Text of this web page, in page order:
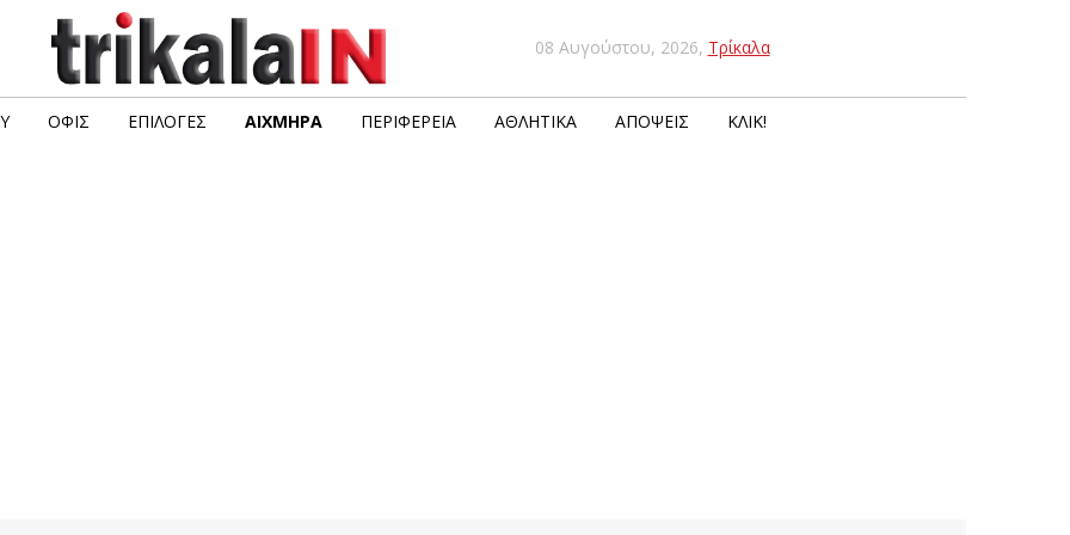
08 Αυγούστου, 2026, Τρίκαλα
ΟΦΙΣ ΕΠΙΛΟΓΈΣ ΑΙΧΜΗΡΆ ΠΕΡΙΦΈΡΕΙΑ ΑΘΛΗΤΙΚΆ ΑΠΌΨΕΙΣ ΚΛΙΚ!